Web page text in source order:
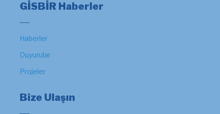
GİSBİR Haberler
Haberler
Duyurular
Projeler
Bize Ulaşın